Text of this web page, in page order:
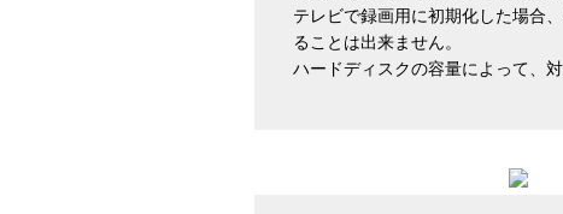
テレビで録画用に初期化した場合
ることは出来ません。
ハードディスクの容量によって、